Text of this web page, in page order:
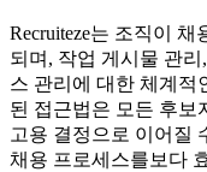
Recruiteze는 조직이
되며, 작업 게시물 관
스 관리에 대한 체계적
된 접근법은 모든 후보
고용 결정으로 이어질
채용 프로세스를보다